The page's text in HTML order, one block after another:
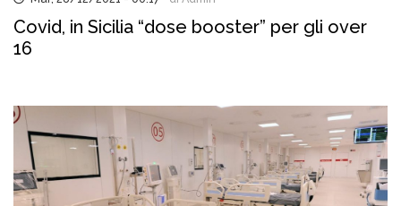
Covid, in Sicilia “dose booster” per gli over
16